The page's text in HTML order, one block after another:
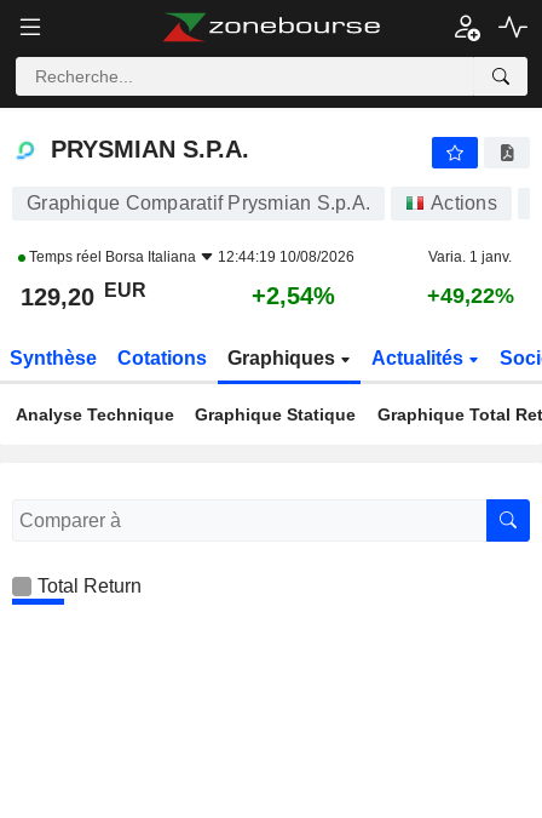
PRYSMIAN S.P.A.
PRYSMIAN S.P.A.
Graphique Comparatif Prysmian S.p.A. Actions
Temps réel Borsa Italiana 12:44:19 10/08/2026 Varia. 1 janv.
129,20 EUR +2,54% +49,22%
Synthèse Cotations Graphiques Actualités
Analyse Technique Graphique Statique Graphique Total
Total Return